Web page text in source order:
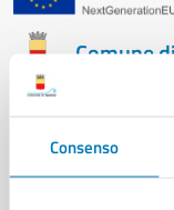
Consenso
Comune
Aree amministrative
Organi di governo